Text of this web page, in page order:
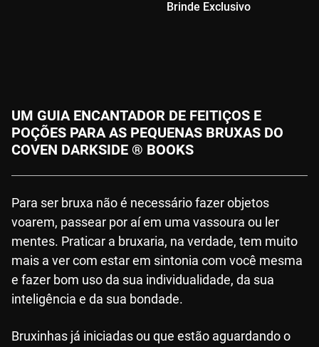
Brinde Exclusivo
UM GUIA ENCANTADOR DE FEITIÇOS E
POÇÕES PARA AS PEQUENAS BRUXAS DO
COVEN DARKSIDE ® BOOKS
Para ser bruxa não é necessário fazer objetos
voarem, passear por aí em uma vassoura ou ler
mentes. Praticar a bruxaria, na verdade, tem muito
mais a ver com estar em sintonia com você mesma
e fazer bom uso da sua individualidade, da sua
inteligência e da sua bondade.
Bruxinhas já iniciadas ou que estão aguardando o